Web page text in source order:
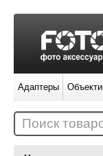
Адаптеры
Поиск